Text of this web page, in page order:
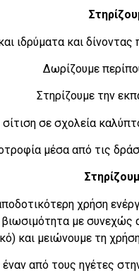
ιδρύματα και
Δωρίζουμε
Στηρίζουμε την
σε σχολεία
μέσα από τις
χρήση
με
και μειώνουμε τη
από τους ηγέτες